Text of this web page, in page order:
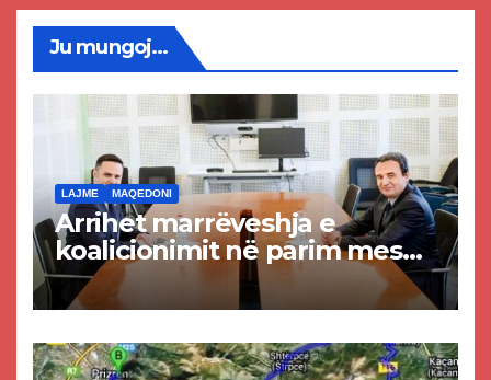
Ju mungoj...
LAJME MAQEDONI
Arrihet marrëveshja e
koalicionimit në parim mes
Kurtit dhe Abdixhikut